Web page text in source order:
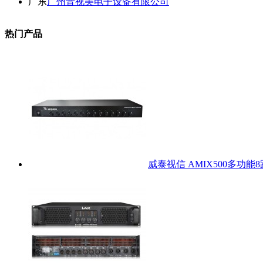
热门产品
威泰视信 AMIX500多功能8